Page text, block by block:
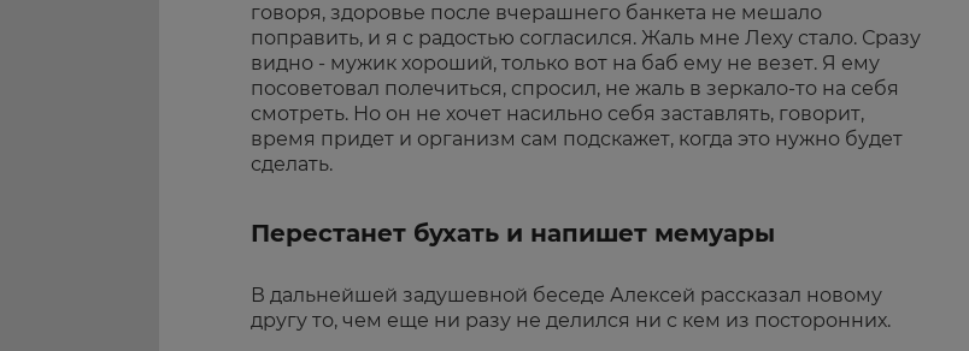
говоря, здоровье после вчерашнего банкета не мешало
поправить, и я с радостью согласился. Жаль мне Леху стало. Сразу
видно - мужик хороший, только вот на баб ему не везет. Я ему
посоветовал полечиться, спросил, не жаль в зеркало-то на себя
смотреть. Но он не хочет насильно себя заставлять, говорит,
время придет и организм сам подскажет, когда это нужно будет
сделать.
Перестанет бухать и напишет мемуары
В дальнейшей задушевной беседе Алексей рассказал новому
другу то, чем еще ни разу не делился ни с кем из посторонних.